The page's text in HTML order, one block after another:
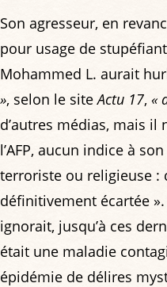
Son agresseur, en
pour usage de
Mohammed L. aurait
», selon le siteActu 17, «
d’autres médias, mais il
l’AFP, aucun indice à
terroriste ou religieuse :
définitivement écartée
ignorait, jusqu’à ces
était une maladie
épidémie de délires